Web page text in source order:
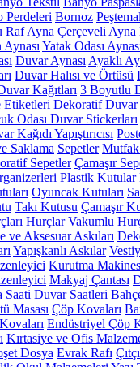
Perdeleri Bornoz Peştemal
Raf Ayna Çerçeveli Ayna
Aynası Yatak Odası
Duvar Aynası Ayaklı
Duvar Halısı ve Örtüsü
Kağıtları 3 Boyutlu
Etiketleri Dekoratif Duvar
Odası Duvar Stickerları
Kağıdı Yapıştırıcısı
Saklama Sepetler Mutfak
Sepetler Çamaşır
Plastik Kutular
Oyuncak Kutuları
Takı Kutusu Çamaşır
Hurçlar Vakumlu
ve Aksesuar Askıları
Yapışkanlı Askılar
Kurutma
Makyaj Çantası
Saati Duvar Saatleri
Masası Çöp Kovaları
Endüstriyel Çöp
Kırtasiye ve Ofis
Dosya Evrak Rafı